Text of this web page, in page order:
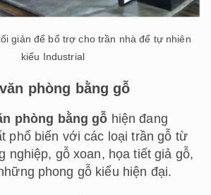
giản để bổ trợ cho trần nhà để tự nhiên
kiểu Industrial
phòng bằng gỗ
phòng bằng gỗ hiện đang
phổ biến với các loại trần gỗ từ
nghiệp, gỗ xoan, họa tiết giả gỗ,
phong gỗ kiểu hiện đại.